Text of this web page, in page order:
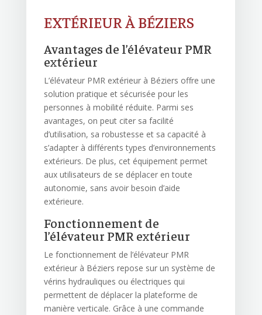
EXTÉRIEUR À BÉZIERS
Avantages de l’élévateur PMR
extérieur
L’élévateur PMR extérieur à Béziers offre une
solution pratique et sécurisée pour les
personnes à mobilité réduite. Parmi ses
avantages, on peut citer sa facilité
d’utilisation, sa robustesse et sa capacité à
s’adapter à différents types d’environnements
extérieurs. De plus, cet équipement permet
aux utilisateurs de se déplacer en toute
autonomie, sans avoir besoin d’aide
extérieure.
Fonctionnement de
l’élévateur PMR extérieur
Le fonctionnement de l’élévateur PMR
extérieur à Béziers repose sur un système de
vérins hydrauliques ou électriques qui
permettent de déplacer la plateforme de
manière verticale. Grâce à une commande